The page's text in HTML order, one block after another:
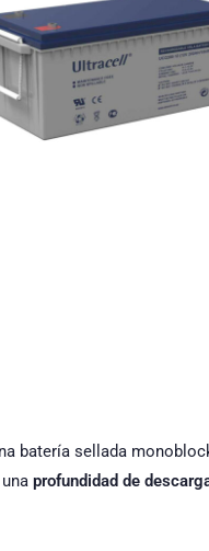
batería sellada
profundidad de